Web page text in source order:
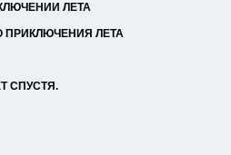
ЛЕТА
ПРИКЛЮЧЕНИЯ ЛЕТА
СПУСТЯ.